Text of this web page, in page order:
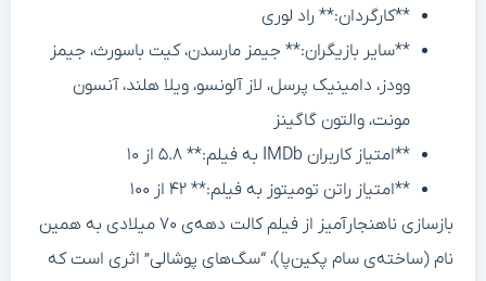
**کارگردان:** راد لوری
**سایر بازیگران:** جیمز مارسدن، کیت باسورث، جیمز
وودز، دامینیک پرسل، لاز آلونسو، ویلا هلند، آنسون
مونت، والتون گاگینز
**امتیاز کاربران IMDb به فیلم:** ۵.۸ از ۱۰
**امتیاز راتن تومیتوز به فیلم:** ۴۲ از ۱۰۰
بازسازی ناهنجارآمیز از فیلم کالت دهه‌ی ۷۰ میلادی به همین
نام (ساخته‌ی سام پکین‌پا)، “سگ‌های پوشالی” اثری است که